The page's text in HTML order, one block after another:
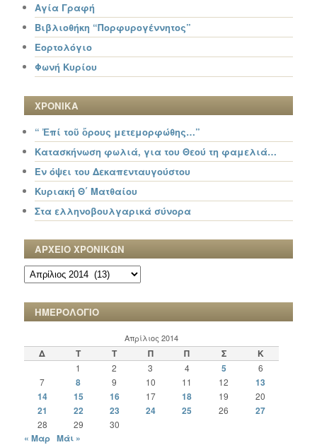
Αγία Γραφή
Βιβλιοθήκη “Πορφυρογέννητος”
Εορτολόγιο
Φωνή Κυρίου
ΧΡΟΝΙΚΑ
“ Ἐπί τοῦ ὄρους μετεμορφώθης…”
Κατασκήνωση φωλιά, για του Θεού τη φαμελιά…
Εν όψει του Δεκαπενταυγούστου
Κυριακή Θ΄ Ματθαίου
Στα ελληνοβουλγαρικά σύνορα
ΑΡΧΕΙΟ ΧΡΟΝΙΚΩΝ
ΑΡΧΕΙΟ
ΧΡΟΝΙΚΩΝ
ΗΜΕΡΟΛΟΓΙΟ
Απρίλιος 2014
Δ Τ Τ Π Π Σ Κ
1 2 3 4 5
6
7
8 9 10 11 12
13
14
15 16 17 18 19 20
21 22 23 24 25 26 27
28 29 30
« Μαρ Μάι »